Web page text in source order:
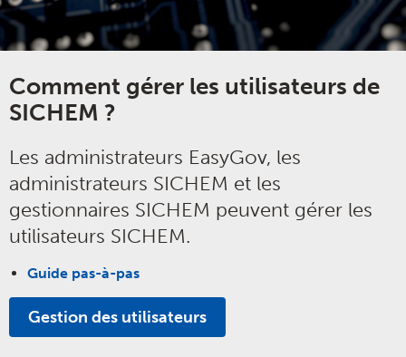
Comment gérer les utilisateurs de
SICHEM ?
Les administrateurs EasyGov, les
administrateurs SICHEM et les
gestionnaires SICHEM peuvent gérer les
utilisateurs SICHEM.
Guide pas-à-pas
Gestion des utilisateurs